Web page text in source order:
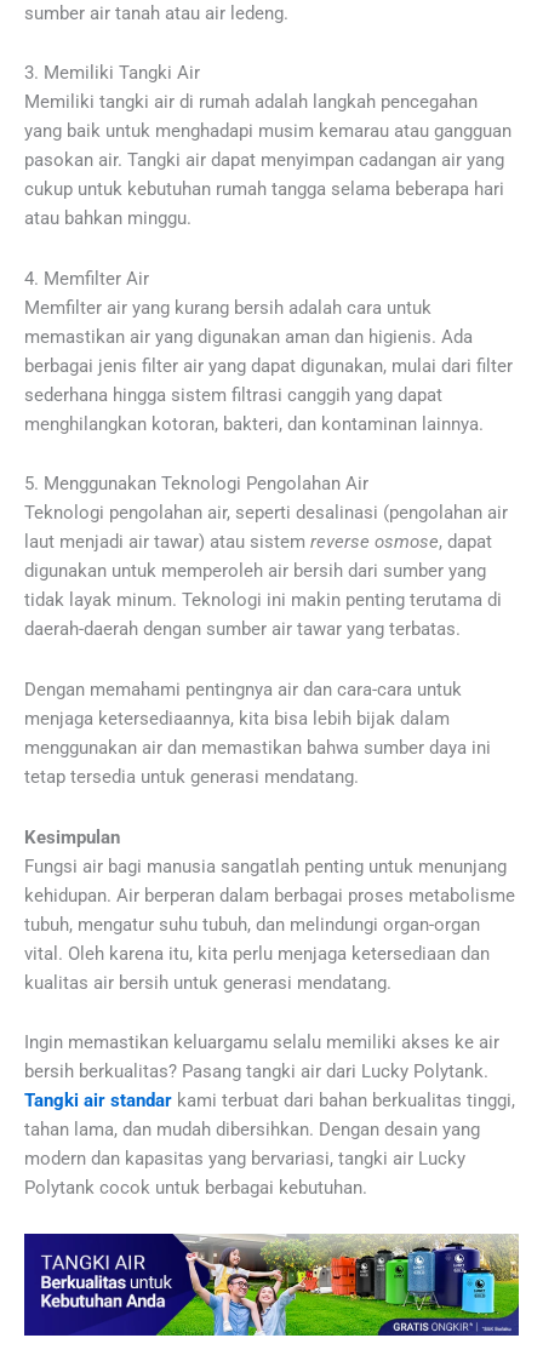
sumber air tanah atau air ledeng.
3. Memiliki Tangki Air
Memiliki tangki air di rumah adalah langkah pencegahan
yang baik untuk menghadapi musim kemarau atau gangguan
pasokan air. Tangki air dapat menyimpan cadangan air yang
cukup untuk kebutuhan rumah tangga selama beberapa hari
atau bahkan minggu.
4. Memfilter Air
Memfilter air yang kurang bersih adalah cara untuk
memastikan air yang digunakan aman dan higienis. Ada
berbagai jenis filter air yang dapat digunakan, mulai dari filter
sederhana hingga sistem filtrasi canggih yang dapat
menghilangkan kotoran, bakteri, dan kontaminan lainnya.
5. Menggunakan Teknologi Pengolahan Air
Teknologi pengolahan air, seperti desalinasi (pengolahan air
laut menjadi air tawar) atau sistem reverse osmose, dapat
digunakan untuk memperoleh air bersih dari sumber yang
tidak layak minum. Teknologi ini makin penting terutama di
daerah-daerah dengan sumber air tawar yang terbatas.
Dengan memahami pentingnya air dan cara-cara untuk
menjaga ketersediaannya, kita bisa lebih bijak dalam
menggunakan air dan memastikan bahwa sumber daya ini
tetap tersedia untuk generasi mendatang.
Kesimpulan
Fungsi air bagi manusia sangatlah penting untuk menunjang
kehidupan. Air berperan dalam berbagai proses metabolisme
tubuh, mengatur suhu tubuh, dan melindungi organ-organ
vital. Oleh karena itu, kita perlu menjaga ketersediaan dan
kualitas air bersih untuk generasi mendatang.
Ingin memastikan keluargamu selalu memiliki akses ke air
bersih berkualitas? Pasang tangki air dari Lucky Polytank.
Tangki air standar kami terbuat dari bahan berkualitas tinggi,
tahan lama, dan mudah dibersihkan. Dengan desain yang
modern dan kapasitas yang bervariasi, tangki air Lucky
Polytank cocok untuk berbagai kebutuhan.